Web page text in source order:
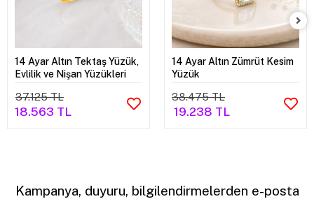
14 Ayar Altın Tektaş Yüzük,
Evlilik ve Nişan Yüzükleri
37.125 TL
18.563 TL
14 Ayar Altın Zümrüt Kesim
Yüzük
38.475 TL
19.238 TL
Kampanya, duyuru, bilgilendirmelerden e-posta